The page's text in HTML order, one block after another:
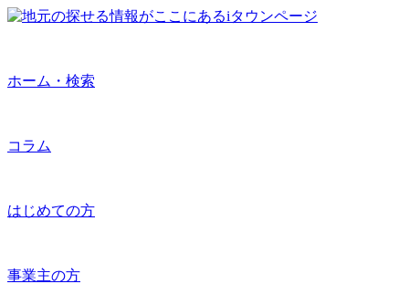
ホーム・検索
コラム
はじめての方
事業主の方